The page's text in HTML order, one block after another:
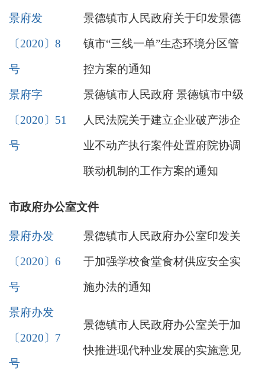
景府发
〔2020〕8
号
景德镇市人民政府关于印发景德
镇市“三线一单”生态环境分区管
控方案的通知
景府字
〔2020〕51
号
景德镇市人民政府 景德镇市中级
人民法院关于建立企业破产涉企
业不动产执行案件处置府院协调
联动机制的工作方案的通知
市政府办公室文件
景府办发
〔2020〕6
号
景德镇市人民政府办公室印发关
于加强学校食堂食材供应安全实
施办法的通知
景府办发
〔2020〕7
号
景德镇市人民政府办公室关于加
快推进现代种业发展的实施意见